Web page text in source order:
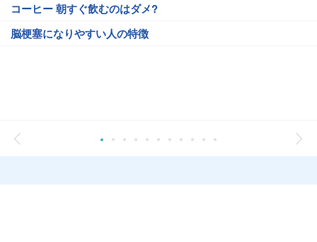
コーヒー 朝すぐ飲むのはダメ?
脳梗塞になりやすい人の特徴